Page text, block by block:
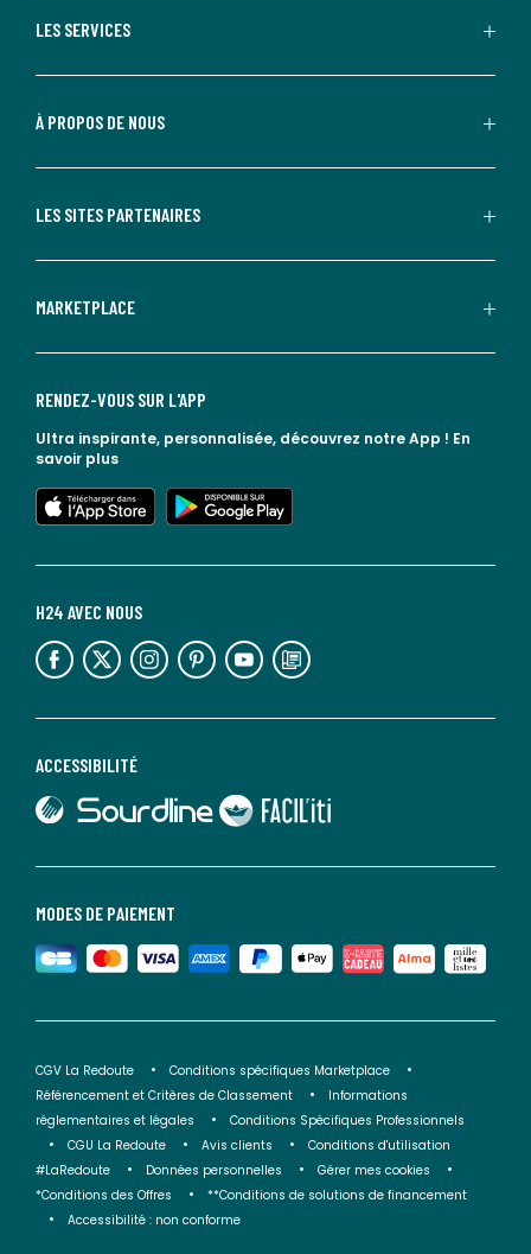
LES SERVICES
À PROPOS DE NOUS
LES SITES PARTENAIRES
MARKETPLACE
MODES DE PAIEMENT
ACCESSIBILITÉ
lien vers Sourdline
lien vers Faciliti
H24 AVEC NOUS
lien vers l'espace réseaux sociaux lien vers l'espace réseaux sociaux lien vers l'espace réseaux sociaux lien vers l'espace réseaux sociaux lien vers l'espace réseaux sociaux lien vers le blog la redoute
RENDEZ-VOUS SUR L'APP
Ultra inspirante, personnalisée, découvrez notre App ! En
savoir plus
lien vers l'app store
lien vers google play
CGV La Redoute
Conditions spécifiques Marketplace
Référencement et Critères de Classement
Informations
réglementaires et légales
Conditions Spécifiques Professionnels
CGU La Redoute
Avis clients
Conditions d'utilisation
#LaRedoute
Données personnelles
Gérer mes cookies
*Conditions des Offres
**Conditions de solutions de financement
Accessibilité : non conforme